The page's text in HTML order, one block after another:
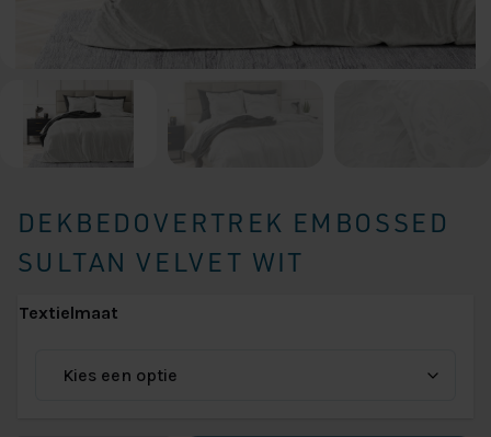
DEKBEDOVERTREK EMBOSSED
SULTAN VELVET WIT
Textielmaat